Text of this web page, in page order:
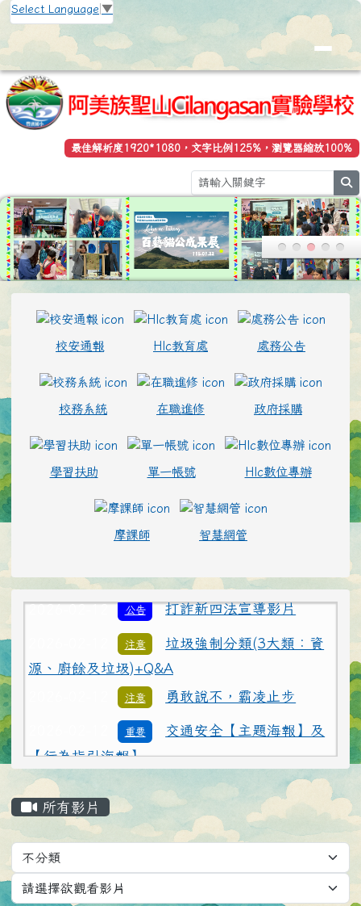
跳至主內容區
花蓮縣立豐濱國小全球資訊網
Select Language ▼
最佳解析度1920*1080，文字比例125%，瀏覽器縮放100%
校安通報 Hlc教育處 處務公告
校務系統 在職進修 政府採購
學習扶助 單一帳號 Hlc數位專辦
摩課師 智慧網管
2026-02-12 重要
為避免學生遭受菸品、電
子煙危害或誤觸法令，請各校落實無菸校園政
2026-02-12 公告 打詐新四法宣導影片
注意
垃圾強制分類(3大類：資
源、廚餘及垃圾)+Q&A
2026-02-12 注意 勇敢說不，霸凌止步
重要
交通安全【主題海報】及
【行為指引海報】
2026-02-12 重要
為避免學生遭受菸品、電
子煙危害或誤觸法令，請各校落實無菸校園政
策，就查獲電子煙相關器物處置請依說明辦理
2026-02-12 公告 打詐新四法宣導影片
2026-02-12
源、廚餘及垃圾)+Q&A
主內容區域
所有影片
Video List
頁尾區域